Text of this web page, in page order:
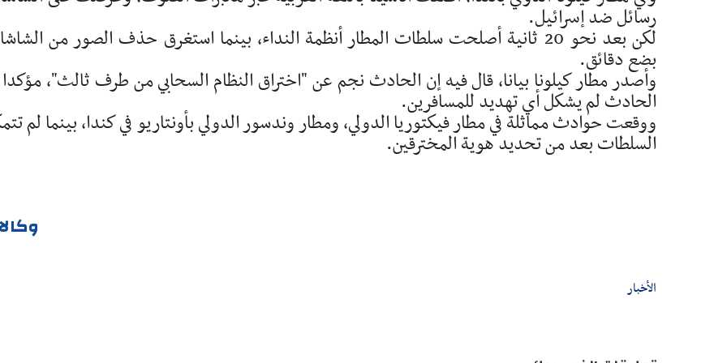
رسائل ضد إسرائيل.
لكن بعد نحو 20 ثانية أصلحت سلطات المطار أنظمة النداء، بينما استغرق حذف الصور من
بضع دقائق.
وأصدر مطار كيلونا بيانا، قال فيه إن الحادث نجم عن "اختراق النظام السحابي من طرف ثالث"،
الحادث لم يشكل أي تهديد للمسافرين.
ووقعت حوادث مماثلة في مطار فيكتوريا الدولي، ومطار وندسور الدولي بأونتاريو في كندا، بينما لم
السلطات بعد من تحديد هوية المخترقين.
الأخبار